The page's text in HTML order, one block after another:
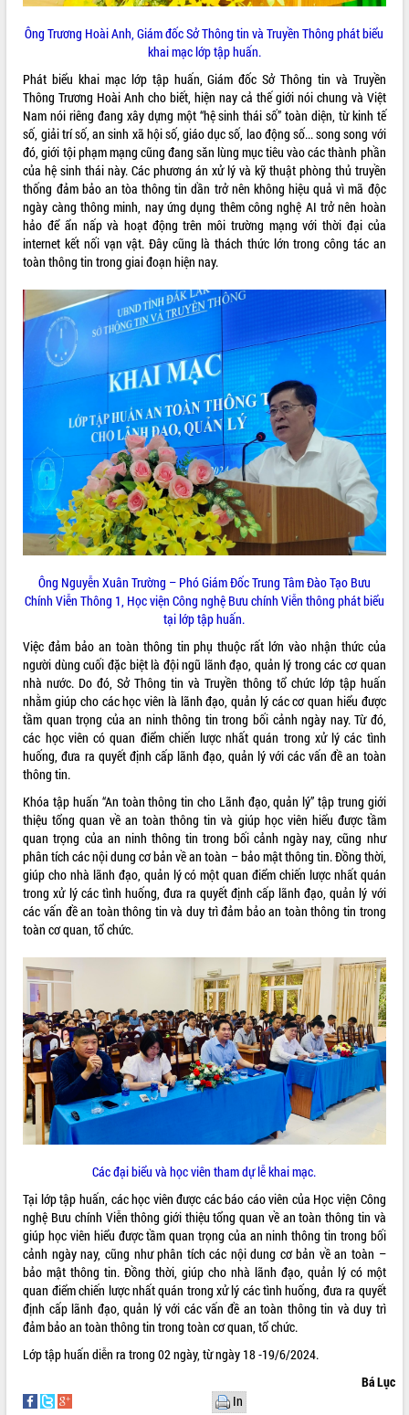
VIDEO
Không có file video nào để phát.
LIÊN KẾT WEB
THỐNG KÊ TRUY CẬP
Hôm nay: 11143
Tất cả: 65987285
Ông Trương Hoài Anh, Giám đốc Sở Thông tin và Truyền Thông phát biểu
khai mạc lớp tập huấn.
Phát biểu khai mạc lớp tập huấn, Giám đốc Sở Thông tin và Truyền
Thông Trương Hoài Anh cho biết, hiện nay cả thế giới nói chung và Việt
Nam nói riêng đang xây dựng một “hệ sinh thái số” toàn diện, từ kinh tế
số, giải trí số, an sinh xã hội số, giáo dục số, lao động số... song song với
đó, giới tội phạm mạng cũng đang săn lùng mục tiêu vào các thành phần
của hệ sinh thái này. Các phương án xử lý và kỹ thuật phòng thủ truyền
thống đảm bảo an tòa thông tin dần trở nên không hiệu quả vì mã độc
ngày càng thông minh, nay ứng dụng thêm công nghệ AI trở nên hoàn
hảo để ẩn nấp và hoạt động trên môi trường mạng với thời đại của
internet kết nối vạn vật. Đây cũng là thách thức lớn trong công tác an
toàn thông tin trong giai đoạn hiện nay.
Ông Nguyễn Xuân Trường – Phó Giám Đốc Trung Tâm Đào Tạo Bưu
Chính Viễn Thông 1, Học viện Công nghệ Bưu chính Viễn thông phát biểu
tại lớp tập huấn.
Việc đảm bảo an toàn thông tin phụ thuộc rất lớn vào nhận thức của
người dùng cuối đặc biệt là đội ngũ lãnh đạo, quản lý trong các cơ quan
nhà nước. Do đó, Sở Thông tin và Truyền thông tổ chức lớp tập huấn
nhằm giúp cho các học viên là lãnh đạo, quản lý các cơ quan hiểu được
tầm quan trọng của an ninh thông tin trong bối cảnh ngày nay. Từ đó,
các học viên có quan điểm chiến lược nhất quán trong xử lý các tình
huống, đưa ra quyết định cấp lãnh đạo, quản lý với các vấn đề an toàn
thông tin.
Khóa tập huấn “An toàn thông tin cho Lãnh đạo, quản lý” tập trung giới
thiệu tổng quan về an toàn thông tin và giúp học viên hiểu được tầm
quan trọng của an ninh thông tin trong bối cảnh ngày nay, cũng như
phân tích các nội dung cơ bản về an toàn – bảo mật thông tin. Đồng thời,
giúp cho nhà lãnh đạo, quản lý có một quan điểm chiến lược nhất quán
trong xử lý các tình huống, đưa ra quyết định cấp lãnh đạo, quản lý với
các vấn đề an toàn thông tin và duy trì đảm bảo an toàn thông tin trong
toàn cơ quan, tổ chức.
Các đại biểu và học viên tham dự lễ khai mạc.
Tại lớp tập huấn, các học viên được các báo cáo viên của Học viện Công
nghệ Bưu chính Viễn thông giới thiệu tổng quan về an toàn thông tin và
giúp học viên hiểu được tầm quan trọng của an ninh thông tin trong bối
cảnh ngày nay, cũng như phân tích các nội dung cơ bản về an toàn –
bảo mật thông tin. Đồng thời, giúp cho nhà lãnh đạo, quản lý có một
quan điểm chiến lược nhất quán trong xử lý các tình huống, đưa ra quyết
định cấp lãnh đạo, quản lý với các vấn đề an toàn thông tin và duy trì
đảm bảo an toàn thông tin trong toàn cơ quan, tổ chức.
Lớp tập huấn diễn ra trong 02 ngày, từ ngày 18 -19/6/2024.
Bá Lục
In